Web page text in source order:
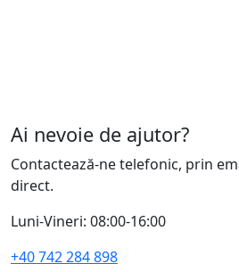
Ai nevoie de ajutor?
Contactează-ne telefonic, prin
direct.
Luni-Vineri: 08:00-16:00
+40 742 284 898